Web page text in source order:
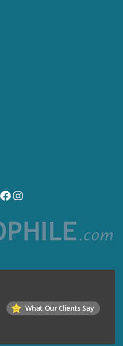
visitez notre page facebook
suivez notre compte instagram
What Our Clients Say